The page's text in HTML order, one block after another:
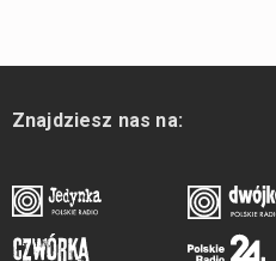
Znajdziesz nas na: